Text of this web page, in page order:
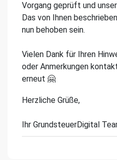
Vorgang geprüft und
Das von Ihnen
nun behoben sein.
Vielen Dank für Ihren
oder Anmerkungen
erneut 🤗
Herzliche Grüße,
Ihr GrundsteuerDigital